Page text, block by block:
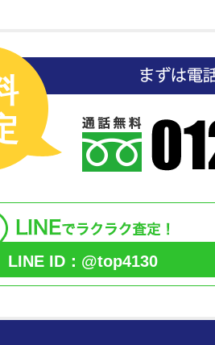
LINE ID：@top4130